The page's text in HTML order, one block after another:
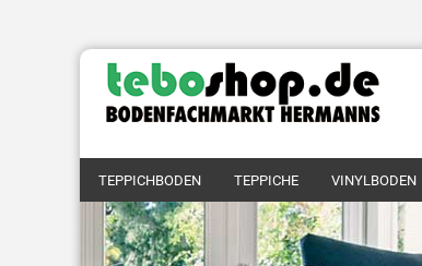
TEPPICHBODEN TEPPICHE VINYLBODEN